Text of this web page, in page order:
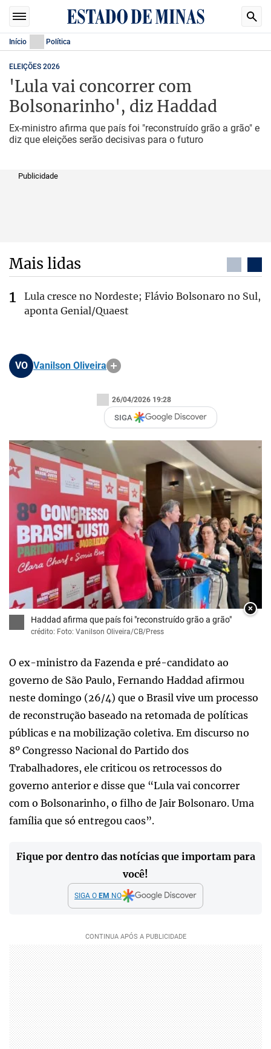
Início Política
ELEIÇÕES 2026
'Lula vai concorrer com
Bolsonarinho', diz Haddad
Ex-ministro afirma que país foi "reconstruído grão a grão" e
diz que eleições serão decisivas para o futuro
Publicidade
Mais lidas
Lula cresce no Nordeste; Flávio Bolsonaro no Sul,
aponta Genial/Quaest
VO Vanilson Oliveira
26/04/2026 19:28
SIGA
×
Haddad afirma que país foi "reconstruído grão a grão"
crédito: Foto: Vanilson Oliveira/CB/Press
O ex-ministro da Fazenda e pré-candidato ao
governo de São Paulo, Fernando Haddad afirmou
neste domingo (26/4) que o Brasil vive um processo
de reconstrução baseado na retomada de políticas
públicas e na mobilização coletiva. Em discurso no
8º Congresso Nacional do Partido dos
Trabalhadores, ele criticou os retrocessos do
governo anterior e disse que “Lula vai concorrer
com o Bolsonarinho, o filho de Jair Bolsonaro. Uma
família que só entregou caos”.
Fique por dentro das notícias que importam para
você!
SIGA O EM NO